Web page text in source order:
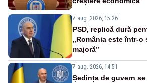
7 aug. 2026, 15:26
PSD, replică dură
„România este într-
majoră”
7 aug. 2026, 14:51
Ședința de guvern